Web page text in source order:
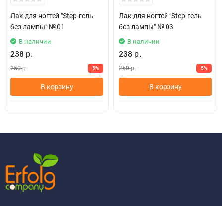
Лак для ногтей "Step-гель
без лампы" № 01
В наличии
238 р.
250 р. 5%
В корзину
Лак для ногтей "Step-гель
без лампы" № 03
В наличии
238 р.
250 р. 5%
В корзину